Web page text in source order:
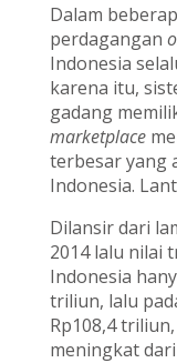
Dalam
perdagangan
Indonesia
karena itu,
gadang
marketplace
terbesar yang
Indonesia.
Dilansir dari
2014 lalu nilai
Indonesia
triliun, lalu
Rp108,4
meningkat